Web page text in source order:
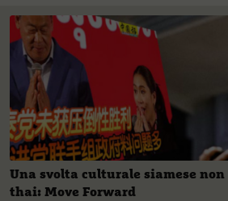
Una svolta culturale siamese non
thai: Move Forward